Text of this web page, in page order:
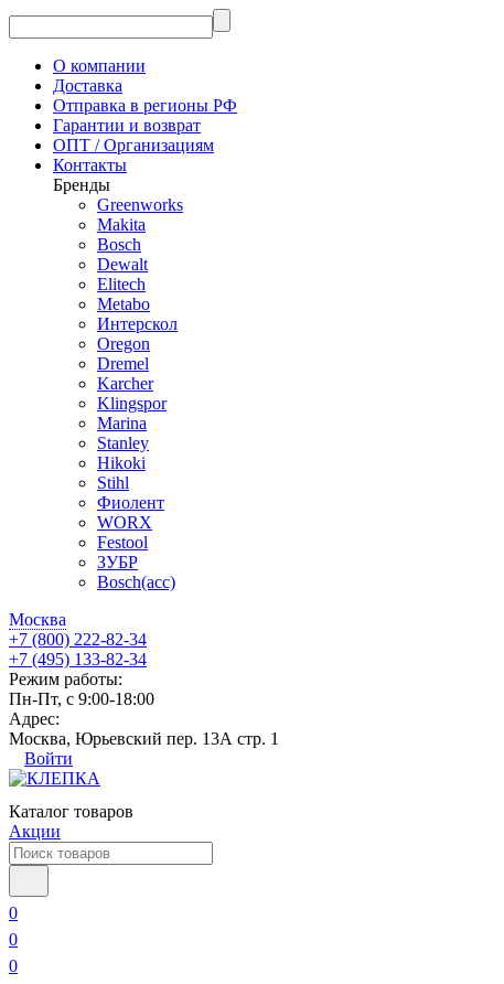
О компании
Доставка
Отправка в регионы РФ
Гарантии и возврат
ОПТ / Организациям
Контакты
Бренды
Greenworks
Makita
Bosch
Dewalt
Elitech
Metabo
Интерскол
Oregon
Dremel
Karcher
Klingspor
Marina
Stanley
Hikoki
Stihl
Фиолент
WORX
Festool
ЗУБР
Bosch(acc)
Москва
+7 (800) 222-82-34
+7 (495) 133-82-34
Режим работы:
Пн-Пт, с 9:00-18:00
Адрес:
Москва, Юрьевский пер. 13А стр. 1
Войти
Каталог товаров
Акции
0
0
0